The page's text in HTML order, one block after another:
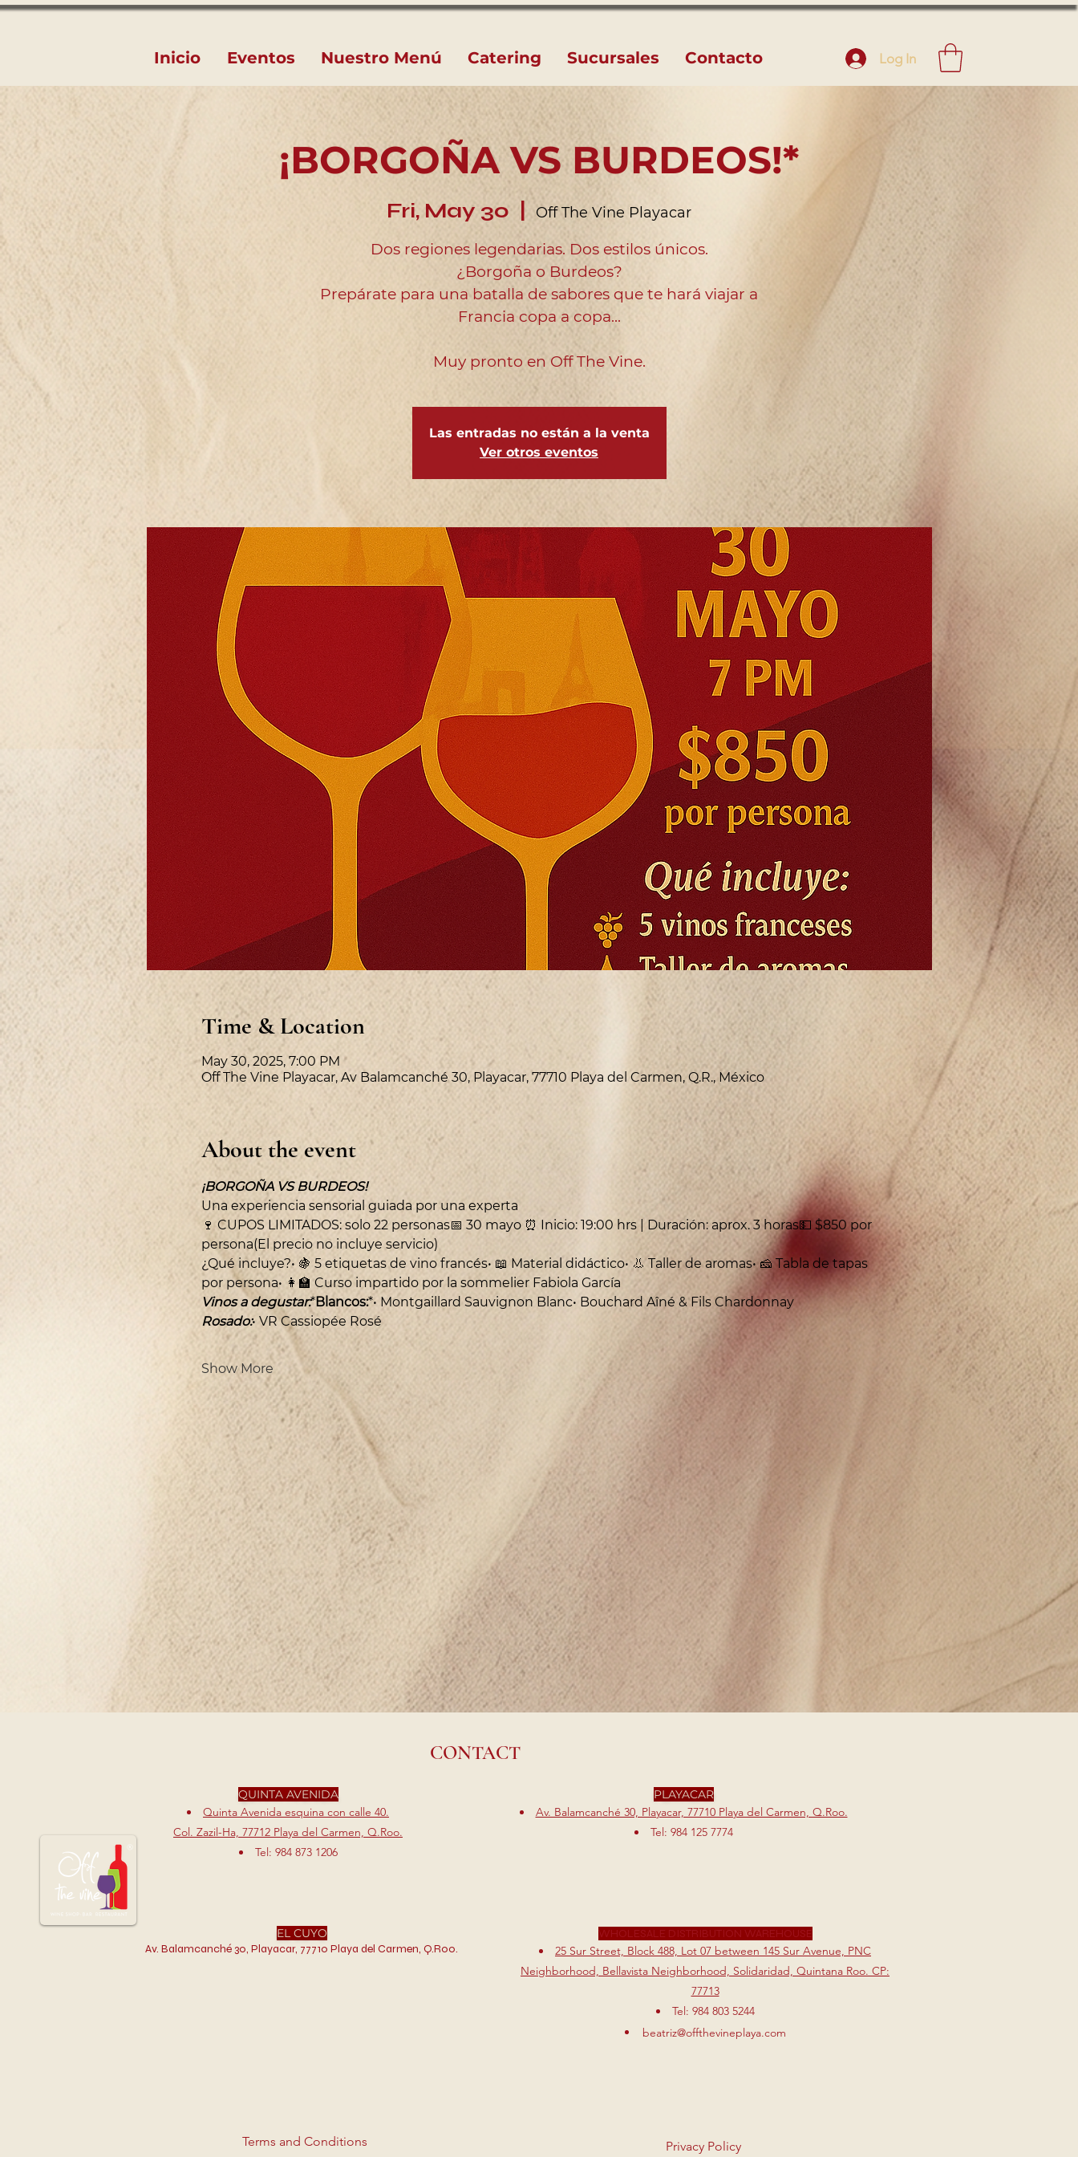
Inicio Eventos Nuestro Menú Catering Sucursales Contacto Log In
¡BORGOÑA VS BURDEOS!*
Fri, May 30
  |
Off The Vine Playacar
Dos regiones legendarias. Dos estilos únicos.
¿Borgoña o Burdeos?
Prepárate para una batalla de sabores que te hará viajar a
Francia copa a copa...
Muy pronto en Off The Vine.
Las entradas no están a la venta
Ver otros eventos
Time & Location
May 30, 2025, 7:00 PM
Off The Vine Playacar, Av Balamcanché 30, Playacar, 77710 Playa del Carmen, Q.R., México
About the event
¡BORGOÑA VS BURDEOS!
Una experiencia sensorial guiada por una experta
🍷 CUPOS LIMITADOS: solo 22 personas📅 30 mayo ⏰ Inicio: 19:00 hrs | Duración: aprox. 3 horas💵 $850 por
persona(El precio no incluye servicio)
¿Qué incluye?• 🍇 5 etiquetas de vino francés• 📖 Material didáctico• 👃 Taller de aromas• 🧀 Tabla de tapas
por persona• 👩‍🏫 Curso impartido por la sommelier Fabiola García
Vinos a degustar:*Blancos:*• Montgaillard Sauvignon Blanc• Bouchard Aîné & Fils Chardonnay
Rosado:• VR Cassiopée Rosé
Show More
CONTACT
QUINTA AVENIDA
Quinta Avenida esquina con calle 40.
Col. Zazil-Ha, 77712 Playa del Carmen, Q.Roo.
Tel: 984 873 1206
PLAYACAR
Av. Balamcanché 30, Playacar, 77710 Playa del Carmen, Q.Roo.
Tel: 984 125 7774
EL CUYO
Av. Balamcanché 30, Playacar, 77710 Playa del Carmen, Q.Roo.
WHOLESALE DISTRIBUTION WAREHOUSE
25 Sur Street, Block 488, Lot 07 between 145 Sur Avenue, PNC
Neighborhood, Bellavista Neighborhood, Solidaridad, Quintana Roo. CP:
77713
Tel: 984 803 5244
beatriz@offthevineplaya.com
Terms and Conditions Privacy Policy